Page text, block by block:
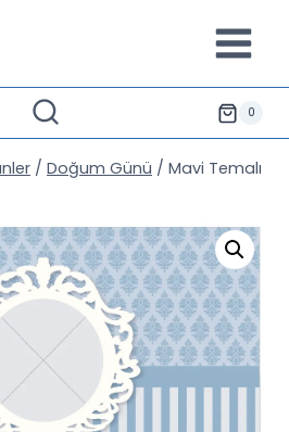
0
/ Doğum Günü / Mavi Temalı